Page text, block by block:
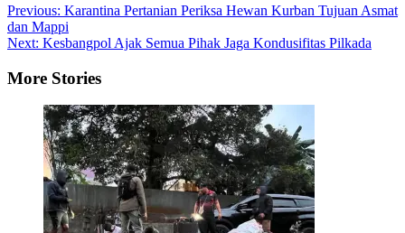
Post
navigation
Previous: Karantina Pertanian Periksa Hewan Kurban Tujuan Asmat
dan Mappi
Next: Kesbangpol Ajak Semua Pihak Jaga Kondusifitas Pilkada
More Stories